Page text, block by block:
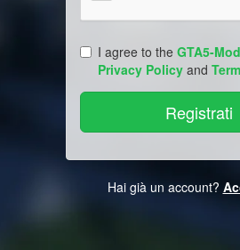
I agree to the GTA5-
Privacy Policy and
Hai già un account?